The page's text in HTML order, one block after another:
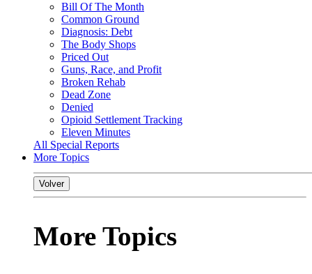
Bill Of The Month
Common Ground
Diagnosis: Debt
The Body Shops
Priced Out
Guns, Race, and Profit
Broken Rehab
Dead Zone
Denied
Opioid Settlement Tracking
Eleven Minutes
All Special Reports
More Topics
Volver
More Topics